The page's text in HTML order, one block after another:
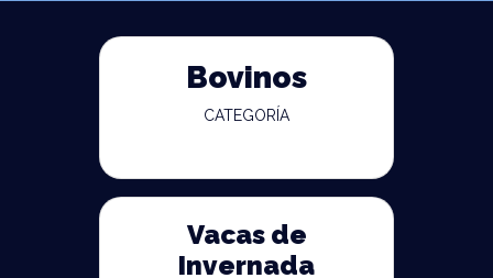
Bovinos
CATEGORÍA
Vacas de
Invernada